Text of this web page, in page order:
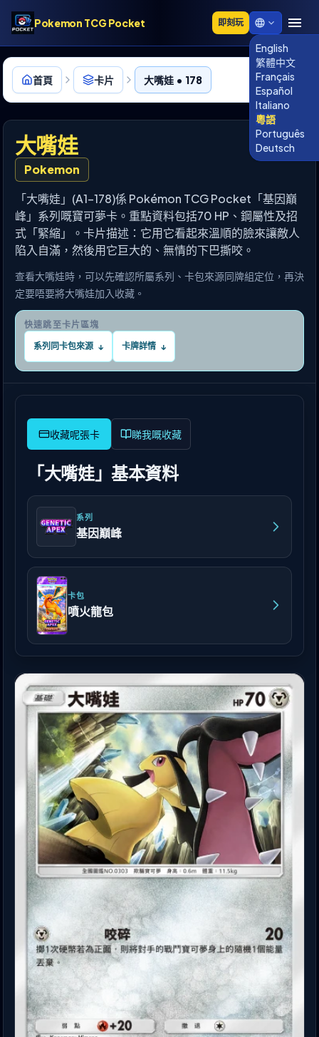
Pokemon TCG Pocket 即刻玩
English
繁體中文
Français
Español
Italiano
粵語
Português
Deutsch
首頁 卡片 大嘴娃 • 178
大嘴娃
Pokemon
「大嘴娃」(A1-178)係 Pokémon TCG Pocket「基因巔
峰」系列嘅寶可夢卡。重點資料包括70 HP、鋼屬性及招
式「緊縮」。卡片描述：它用它看起來溫順的臉來讓敵人
陷入自滿，然後用它巨大的、無情的下巴撕咬。
查看大嘴娃時，可以先確認所屬系列、卡包來源同牌組定位，再決
定要唔要將大嘴娃加入收藏。
快速跳至卡片區塊
系列同卡包來源 ↓ 卡牌詳情 ↓
睇我嘅收藏
「大嘴娃」基本資料
系列
基因巔峰
卡包
噴火龍包